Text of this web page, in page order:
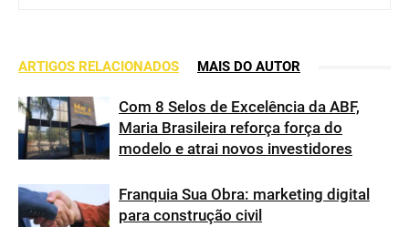
ARTIGOS RELACIONADOS MAIS DO AUTOR
Com 8 Selos de Excelência da ABF,
Maria Brasileira reforça força do
modelo e atrai novos investidores
Franquia Sua Obra: marketing digital
para construção civil